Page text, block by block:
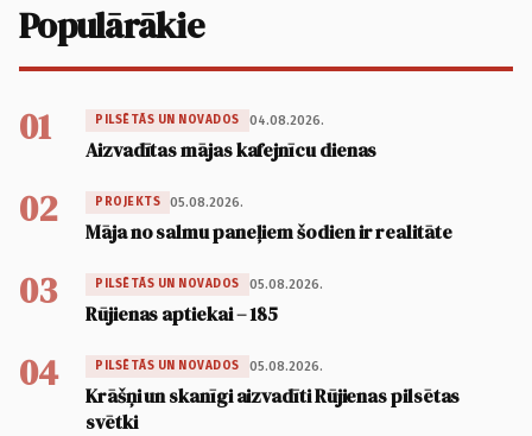
Populārākie
01 PILSĒTĀS UN NOVADOS 04.08.2026.
Aizvadītas mājas kafejnīcu dienas
02 PROJEKTS 05.08.2026.
Māja no salmu paneļiem šodien ir realitāte
03 PILSĒTĀS UN NOVADOS 05.08.2026.
Rūjienas aptiekai – 185
04 PILSĒTĀS UN NOVADOS 05.08.2026.
Krāšņi un skanīgi aizvadīti Rūjienas pilsētas
svētki